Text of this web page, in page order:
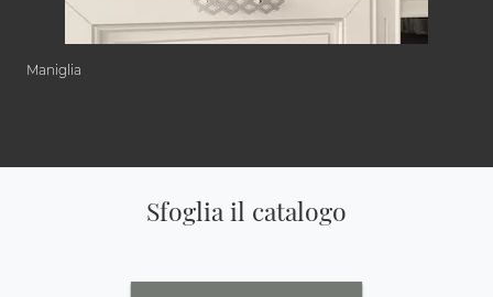
Maniglia
Sfoglia il catalogo